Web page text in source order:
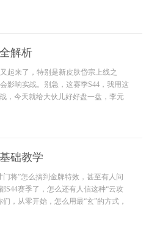
解析
起来了，特别是新皮肤岱宗上线之
影响实战。别急，这赛季S44，我用这
，今天就给大伙儿好好盘一盘，李元
础教学
将”怎么搞到金牌特效，甚至有人问
S44赛季了，怎么还有人信这种“云攻
，从零开始，怎么用最“玄”的方式，